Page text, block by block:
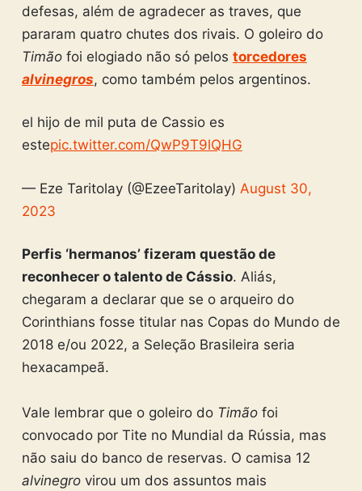
defesas, além de agradecer as traves, que
pararam quatro chutes dos rivais. O goleiro do
Timãofoi elogiado não só pelos torcedores
alvinegros, como também pelos argentinos.
el hijo de mil puta de Cassio es
estepic.twitter.com/QwP9T9lQHG
— Eze Taritolay (@EzeeTaritolay) August 30,
2023
Perfis ‘hermanos’ fizeram questão de
reconhecer o talento de Cássio. Aliás,
chegaram a declarar que se o arqueiro do
Corinthians fosse titular nas Copas do Mundo de
2018 e/ou 2022, a Seleção Brasileira seria
hexacampeã.
Vale lembrar que o goleiro do Timãofoi
convocado por Tite no Mundial da Rússia, mas
não saiu do banco de reservas. O camisa 12
alvinegrovirou um dos assuntos mais